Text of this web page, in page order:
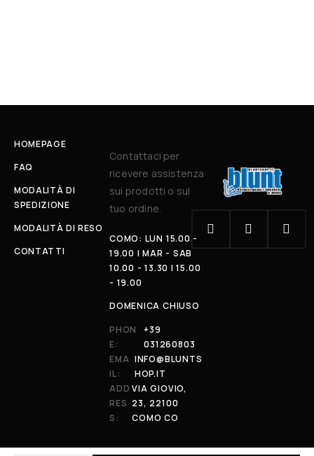
HOMEPAGE
FAQ
MODALITÀ DI
SPEDIZIONE
MODALITÀ DI RESO
CONTATTI
Contattaci per
ricevere assistenza
sui prodotti o sul
tuo ordine.
COMO: LUN 15.00 -
19.00 | MAR - SAB
10.00 - 13.30 | 15.00
- 19.00
DOMENICA CHIUSO
PHON
E:
+39
031260803
EMA
IL:
INFO@BLUNTS
HOP.IT
ADD
RES
S:
VIA GIOVIO,
23, 22100
COMO CO